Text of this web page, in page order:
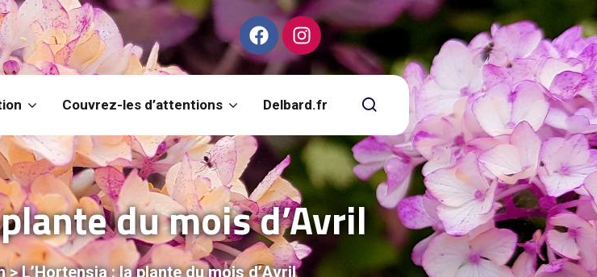
Couvrez-les d’attentions Delbard.fr
du mois d’Avril
>L’Hortensia : la plante du mois d’Avril